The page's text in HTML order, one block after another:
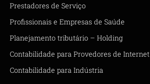
Prestadores de Serviço
Profissionais e Empresas de Saúde
Planejamento tributário – Holding
Contabilidade para Provedores de Internet
Contabilidade para Indústria